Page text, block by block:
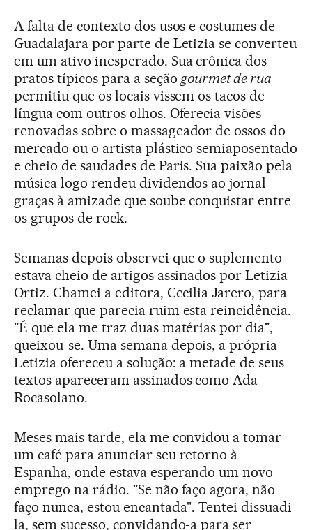
A falta de contexto dos usos e costumes de
Guadalajara por parte de Letizia se converteu
em um ativo inesperado. Sua crônica dos
pratos típicos para a seçãogourmet de rua
permitiu que os locais vissem os tacos de
língua com outros olhos. Oferecia visões
renovadas sobre o massageador de ossos do
mercado ou o artista plástico semiaposentado
e cheio de saudades de Paris. Sua paixão pela
música logo rendeu dividendos ao jornal
graças à amizade que soube conquistar entre
os grupos de rock.
Semanas depois observei que o suplemento
estava cheio de artigos assinados por Letizia
Ortiz. Chamei a editora, Cecilia Jarero, para
reclamar que parecia ruim esta reincidência.
"É que ela me traz duas matérias por dia",
queixou-se. Uma semana depois, a própria
Letizia ofereceu a solução: a metade de seus
textos apareceram assinados como Ada
Rocasolano.
Meses mais tarde, ela me convidou a tomar
um café para anunciar seu retorno à
Espanha, onde estava esperando um novo
emprego na rádio. "Se não faço agora, não
faço nunca, estou encantada". Tentei dissuadi-
la, sem sucesso, convidando-a para ser